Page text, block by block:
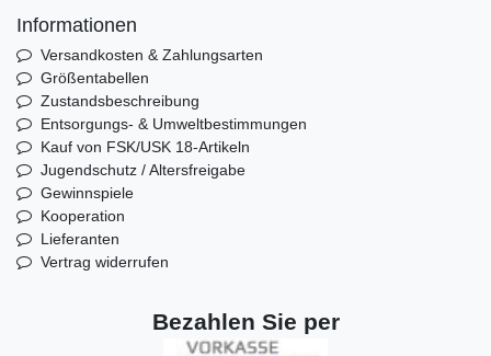
Informationen
Versandkosten & Zahlungsarten
Größentabellen
Zustandsbeschreibung
Entsorgungs- & Umweltbestimmungen
Kauf von FSK/USK 18-Artikeln
Jugendschutz / Altersfreigabe
Gewinnspiele
Kooperation
Lieferanten
Vertrag widerrufen
Bezahlen Sie per